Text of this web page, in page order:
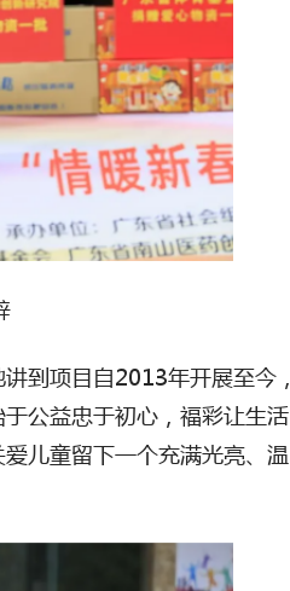
到项目自2013年开展至今，
公益忠于初心，福彩让生活
儿童留下一个充满光亮、温